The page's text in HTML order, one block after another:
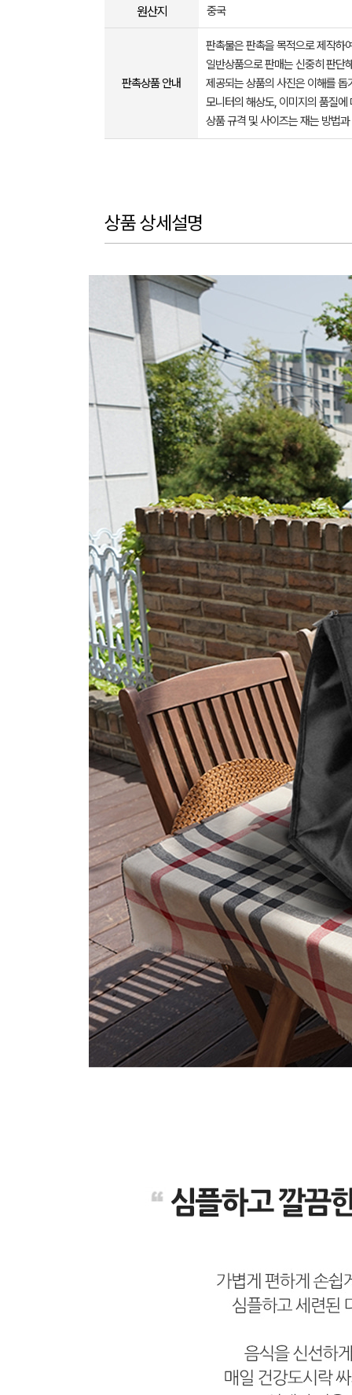
원산지 중국
판촉상품 안내
판촉물은 판촉을 목적으로 제작하
일반상품으로 판매는 신중히 판단
제공되는 상품의 사진은 이해를
모니터의 해상도, 이미지의 품질
상품 규격 및 사이즈는 재는 방법
상품 상세설명